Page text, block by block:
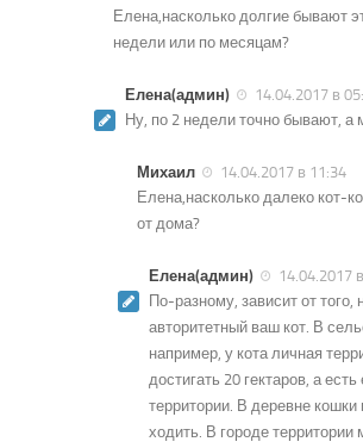
Елена,насколько долгие бывают
недели или по месяцам?
Елена(админ)
14.04.2017 в
Ну, по 2 недели точно бывают, а
Михаил
14.04.2017 в 11:34
Елена,насколько далеко кот-
от дома?
Елена(админ)
14.04.2017
По-разному, зависит от того,
авторитетный ваш кот. В
например, у кота личная
достигать 20 гектаров, а
территории. В деревне кошки
ходить. В городе территории